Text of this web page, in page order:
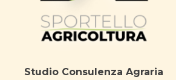
Studio Consulenza Agraria